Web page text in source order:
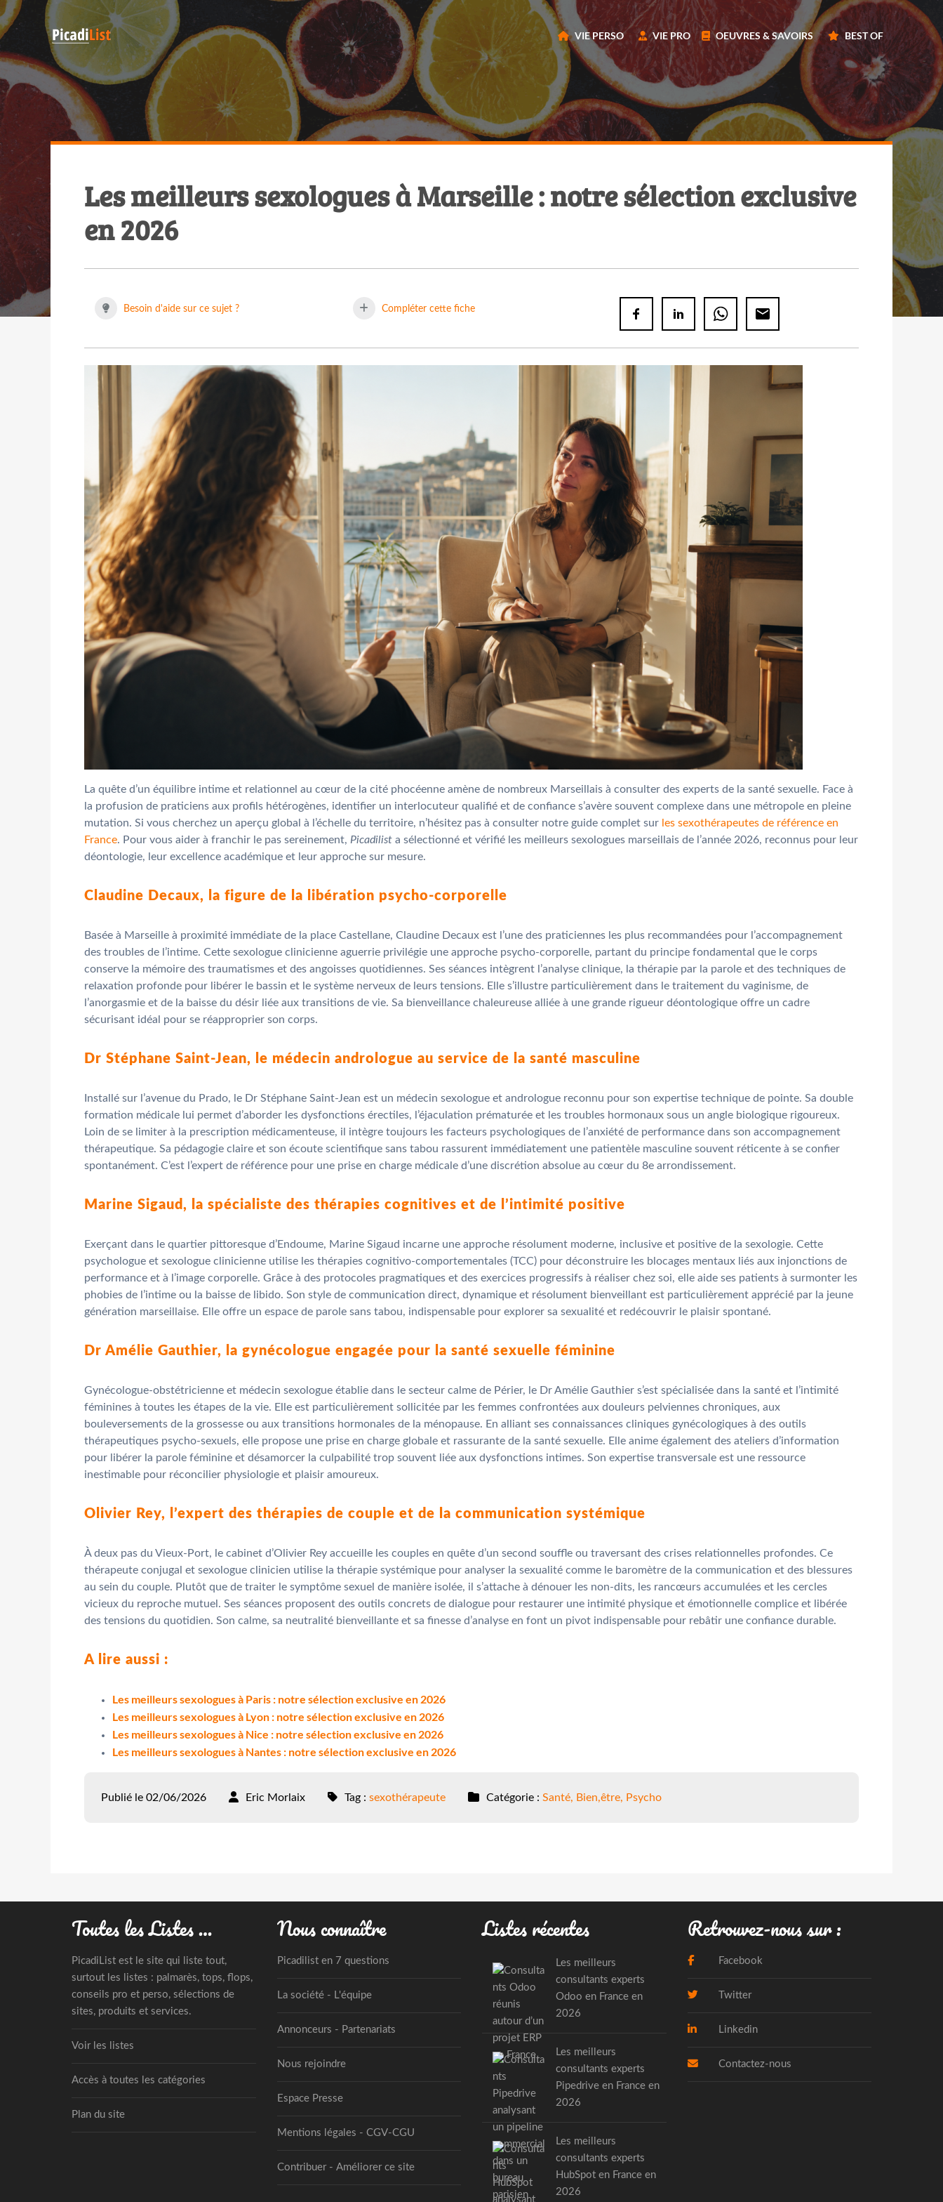
VIE PERSO VIE PRO OEUVRES & SAVOIRS BEST OF
Les meilleurs sexologues à Marseille : notre sélection exclusive
en 2026
Besoin d'aide sur ce sujet ? Compléter cette fiche
La quête d’un équilibre intime et relationnel au cœur de la cité phocéenne amène de nombreux Marseillais à consulter des experts de la santé sexuelle. Face à
la profusion de praticiens aux profils hétérogènes, identifier un interlocuteur qualifié et de confiance s’avère souvent complexe dans une métropole en pleine
mutation. Si vous cherchez un aperçu global à l’échelle du territoire, n’hésitez pas à consulter notre guide complet sur les sexothérapeutes de référence en
France. Pour vous aider à franchir le pas sereinement, Picadilist a sélectionné et vérifié les meilleurs sexologues marseillais de l’année 2026, reconnus pour leur
déontologie, leur excellence académique et leur approche sur mesure.
Claudine Decaux, la figure de la libération psycho-corporelle
Basée à Marseille à proximité immédiate de la place Castellane, Claudine Decaux est l’une des praticiennes les plus recommandées pour l’accompagnement
des troubles de l’intime. Cette sexologue clinicienne aguerrie privilégie une approche psycho-corporelle, partant du principe fondamental que le corps
conserve la mémoire des traumatismes et des angoisses quotidiennes. Ses séances intègrent l’analyse clinique, la thérapie par la parole et des techniques de
relaxation profonde pour libérer le bassin et le système nerveux de leurs tensions. Elle s’illustre particulièrement dans le traitement du vaginisme, de
l’anorgasmie et de la baisse du désir liée aux transitions de vie. Sa bienveillance chaleureuse alliée à une grande rigueur déontologique offre un cadre
sécurisant idéal pour se réapproprier son corps.
Dr Stéphane Saint-Jean, le médecin andrologue au service de la santé masculine
Installé sur l’avenue du Prado, le Dr Stéphane Saint-Jean est un médecin sexologue et andrologue reconnu pour son expertise technique de pointe. Sa double
formation médicale lui permet d’aborder les dysfonctions érectiles, l’éjaculation prématurée et les troubles hormonaux sous un angle biologique rigoureux.
Loin de se limiter à la prescription médicamenteuse, il intègre toujours les facteurs psychologiques de l’anxiété de performance dans son accompagnement
thérapeutique. Sa pédagogie claire et son écoute scientifique sans tabou rassurent immédiatement une patientèle masculine souvent réticente à se confier
spontanément. C’est l’expert de référence pour une prise en charge médicale d’une discrétion absolue au cœur du 8e arrondissement.
Marine Sigaud, la spécialiste des thérapies cognitives et de l’intimité positive
Exerçant dans le quartier pittoresque d’Endoume, Marine Sigaud incarne une approche résolument moderne, inclusive et positive de la sexologie. Cette
psychologue et sexologue clinicienne utilise les thérapies cognitivo-comportementales (TCC) pour déconstruire les blocages mentaux liés aux injonctions de
performance et à l’image corporelle. Grâce à des protocoles pragmatiques et des exercices progressifs à réaliser chez soi, elle aide ses patients à surmonter les
phobies de l’intime ou la baisse de libido. Son style de communication direct, dynamique et résolument bienveillant est particulièrement apprécié par la jeune
génération marseillaise. Elle offre un espace de parole sans tabou, indispensable pour explorer sa sexualité et redécouvrir le plaisir spontané.
Dr Amélie Gauthier, la gynécologue engagée pour la santé sexuelle féminine
Gynécologue-obstétricienne et médecin sexologue établie dans le secteur calme de Périer, le Dr Amélie Gauthier s’est spécialisée dans la santé et l’intimité
féminines à toutes les étapes de la vie. Elle est particulièrement sollicitée par les femmes confrontées aux douleurs pelviennes chroniques, aux
bouleversements de la grossesse ou aux transitions hormonales de la ménopause. En alliant ses connaissances cliniques gynécologiques à des outils
thérapeutiques psycho-sexuels, elle propose une prise en charge globale et rassurante de la santé sexuelle. Elle anime également des ateliers d’information
pour libérer la parole féminine et désamorcer la culpabilité trop souvent liée aux dysfonctions intimes. Son expertise transversale est une ressource
inestimable pour réconcilier physiologie et plaisir amoureux.
Olivier Rey, l’expert des thérapies de couple et de la communication systémique
À deux pas du Vieux-Port, le cabinet d’Olivier Rey accueille les couples en quête d’un second souffle ou traversant des crises relationnelles profondes. Ce
thérapeute conjugal et sexologue clinicien utilise la thérapie systémique pour analyser la sexualité comme le baromètre de la communication et des blessures
au sein du couple. Plutôt que de traiter le symptôme sexuel de manière isolée, il s’attache à dénouer les non-dits, les rancœurs accumulées et les cercles
vicieux du reproche mutuel. Ses séances proposent des outils concrets de dialogue pour restaurer une intimité physique et émotionnelle complice et libérée
des tensions du quotidien. Son calme, sa neutralité bienveillante et sa finesse d’analyse en font un pivot indispensable pour rebâtir une confiance durable.
A lire aussi :
Les meilleurs sexologues à Paris : notre sélection exclusive en 2026
Les meilleurs sexologues à Lyon : notre sélection exclusive en 2026
Les meilleurs sexologues à Nice : notre sélection exclusive en 2026
Les meilleurs sexologues à Nantes : notre sélection exclusive en 2026
Publié le 02/06/2026 Eric Morlaix Tag : sexothérapeute Catégorie : Santé, Bien,être, Psycho
Toutes les Listes …
PicadiList est le site qui liste tout,
surtout les listes : palmarès, tops, flops,
conseils pro et perso, sélections de
sites, produits et services.
Voir les listes
Accès à toutes les catégories
Plan du site
Nous connaître
Picadilist en 7 questions
La société - L'équipe
Annonceurs - Partenariats
Nous rejoindre
Espace Presse
Mentions légales - CGV-CGU
Contribuer - Améliorer ce site
Listes récentes
Les meilleurs
consultants experts
Odoo en France en
2026
Les meilleurs
consultants experts
Pipedrive en France en
2026
Les meilleurs
consultants experts
HubSpot en France en
2026
Retrouvez-nous sur :
Facebook
Twitter
Linkedin
Contactez-nous